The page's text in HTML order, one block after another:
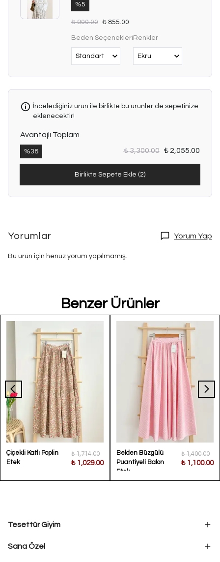
%5
₺ 900.00 ₺ 855.00
Beden SeçenekleriRenkler
İncelediğiniz ürün ile birlikte bu ürünler de sepetinize
eklenecektir!
Avantajlı Toplam
%38 ₺ 3,300.00 ₺ 2,055.00
Birlikte Sepete Ekle (2)
Yorumlar Yorum Yap
Bu ürün için henüz yorum yapılmamış.
Benzer Ürünler
Çiçekli Katlı Poplin
Etek
₺ 1,714.00
₺ 1,029.00
Belden Büzgülü
Puantiyeli Balon
Etek
₺ 1,400.00
₺ 1,100.00
Tesettür Giyim
Sana Özel